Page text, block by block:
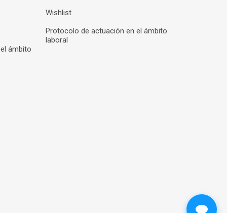
ámbito
Wishlist
Protocolo de actuación en el ámbito
laboral